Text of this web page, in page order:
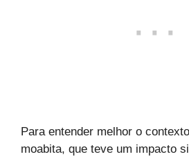
Para entender melhor o
moabita, que teve um impacto